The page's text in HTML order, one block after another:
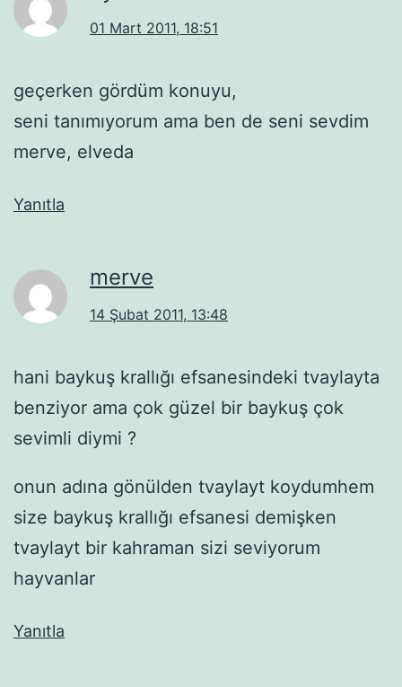
01 Mart 2011, 18:51
geçerken gördüm konuyu,
seni tanımıyorum ama ben de seni sevdim
merve, elveda
Yanıtla
merve
14 Şubat 2011, 13:48
hani baykuş krallığı efsanesindeki tvaylayta
benziyor ama çok güzel bir baykuş çok
sevimli diymi ?
onun adına gönülden tvaylayt koydumhem
size baykuş krallığı efsanesi demişken
tvaylayt bir kahraman sizi seviyorum
hayvanlar
Yanıtla